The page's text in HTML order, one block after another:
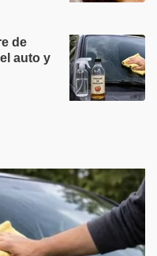
de
auto y